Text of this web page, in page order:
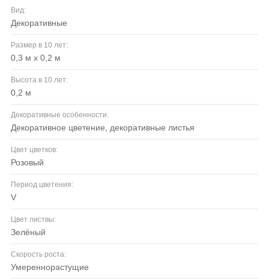
Вид:
декоративные
Размер в 10 лет:
0,3 м х 0,2 м
Высота в 10 лет:
0,2 м
Декоративные особенности:
декоративное цветение, декоративные листья
Цвет цветков:
розовый
Период цветения:
V
Цвет листвы:
зелёный
Скорость роста:
умереннорастущие